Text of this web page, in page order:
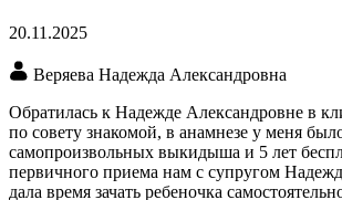
20.11.2025
Веряева Надежда Александровна
Обратилась к Надежде Александровне в
по совету знакомой, в анамнезе у меня
самопроизвольных выкидыша и 5 лет
первичного приема нам с супругом
дала время зачать ребеночка